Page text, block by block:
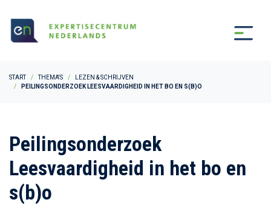
START THEMA'S
LEZEN & SCHRIJVEN
PEILINGSONDERZOEK LEESVAARDIGHEID IN HET BO EN S(B)O
Peilingsonderzoek
Leesvaardigheid in het bo en
s(b)o